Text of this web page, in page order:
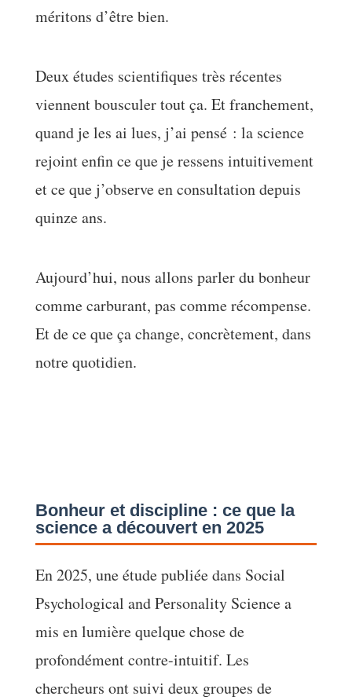
méritons d’être bien.
Deux études scientifiques très récentes
viennent bousculer tout ça. Et franchement,
quand je les ai lues, j’ai pensé : la science
rejoint enfin ce que je ressens intuitivement
et ce que j’observe en consultation depuis
quinze ans.
Aujourd’hui, nous allons parler du bonheur
comme carburant, pas comme récompense.
Et de ce que ça change, concrètement, dans
notre quotidien.
Bonheur et discipline : ce que la
science a découvert en 2025
En 2025, une étude publiée dans Social
Psychological and Personality Science a
mis en lumière quelque chose de
profondément contre-intuitif. Les
chercheurs ont suivi deux groupes de